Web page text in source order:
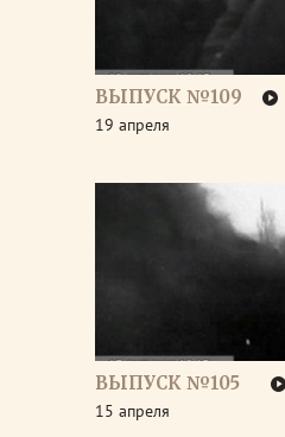
ВЫПУСК №109
19 апреля
ВЫПУСК №105
15 апреля